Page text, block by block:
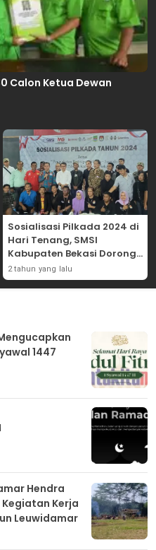
Calon Ketua Dewan
Sosialisasi Pilkada 2024 di
Hari Tenang, SMSI
Kabupaten Bekasi Dorong
Angka Partisipasi
Masyarakat
2 tahun yang lalu
1447
Hendra
Kerja
Leuwidamar